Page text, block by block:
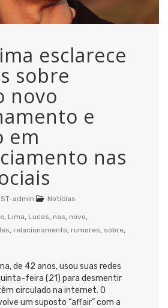
esclarece
sobre
novo
e
em
nas
admin Notícias
, Lima, Lucas, nas, novo,
, relacionamento, rumores, sobre,
de 42 anos, usou suas redes
feira (21) para desmentir
circulado na internet. O
um suposto “affair” com a